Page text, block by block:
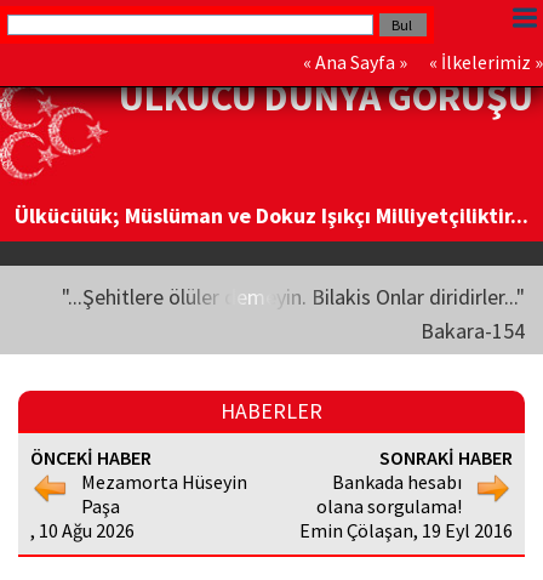
« Ana Sayfa » « İlkelerimiz »
ÜLKÜCÜ DÜNYA GÖRÜŞÜ
Ülkücülük; Müslüman ve Dokuz Işıkçı Milliyetçiliktir...
"...Şehitlere ölüler demeyin. Bilakis Onlar diridirler..."
Bakara-154
HABERLER
ÖNCEKİ HABER
Mezamorta Hüseyin
Paşa
, 10 Ağu 2026
SONRAKİ HABER
Bankada hesabı
olana sorgulama!
Emin Çölaşan, 19 Eyl 2016